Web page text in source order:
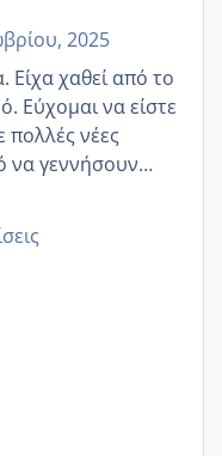
2025
Είχα χαθεί από το
Εύχομαι να είστε
πολλές νέες
να γεννήσουν
Να πάρουν
τους